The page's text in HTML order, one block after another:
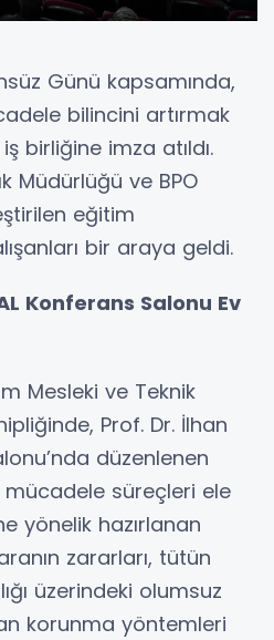
Günü kapsamında,
bilincini artırmak
birliğine imza atıldı.
Müdürlüğü ve BPO
eğitim
bir araya geldi.
Konferans Salonu Ev
Mesleki ve Teknik
Prof. Dr. İlhan
düzenlenen
mücadele süreçleri ele
yönelik hazırlanan
zararları, tütün
üzerindeki olumsuz
korunma yöntemleri